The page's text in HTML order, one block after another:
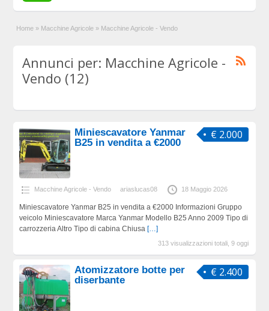
Home » Macchine Agricole » Macchine Agricole - Vendo
Annunci per: Macchine Agricole -
Vendo (12)
€ 2.000
Miniescavatore Yanmar
B25 in vendita a €2000
Macchine Agricole - Vendo ariaslucas08 18 Maggio 2026
Miniescavatore Yanmar B25 in vendita a €2000 Informazioni Gruppo
veicolo Miniescavatore Marca Yanmar Modello B25 Anno 2009 Tipo di
carrozzeria Altro Tipo di cabina Chiusa […]
313 visualizzazioni totali, 9 oggi
€ 2.400
Atomizzatore botte per
diserbante